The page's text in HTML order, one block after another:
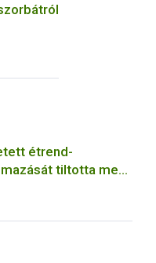
étrend-
tiltotta meg